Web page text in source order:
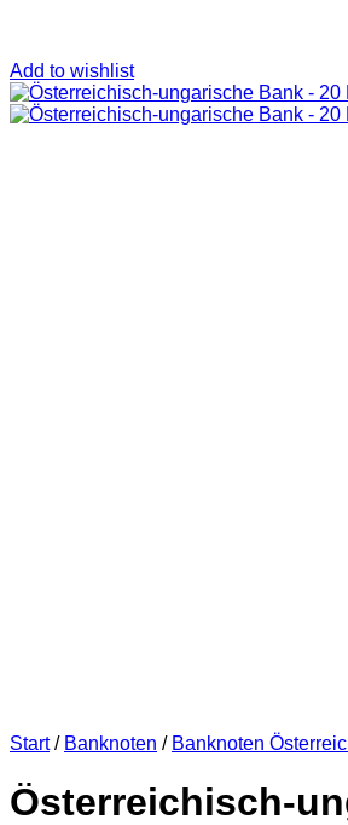
Add to wishlist
Start / Banknoten / Banknoten
Österreichisch-